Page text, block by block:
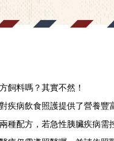
飼料嗎？其實不然！
疾病飲食照護提供了營養
種配方，若急性胰臟疾病需